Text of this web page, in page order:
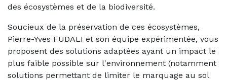
des écosystèmes et de la biodiversité.
Soucieux de la préservation de ces écosystèmes,
Pierre-Yves FUDALI et son équipe expérimentée, vous
proposent des solutions adaptées ayant un impact le
plus faible possible sur l'environnement (notamment
solutions permettant de limiter le marquage au sol